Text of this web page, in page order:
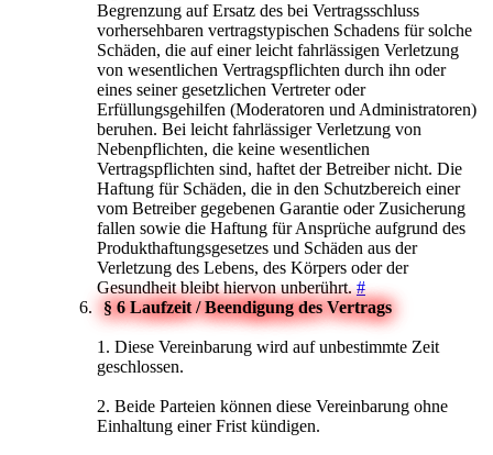
Begrenzung auf Ersatz des bei Vertragsschluss
vorhersehbaren vertragstypischen Schadens für solche
Schäden, die auf einer leicht fahrlässigen Verletzung
von wesentlichen Vertragspflichten durch ihn oder
eines seiner gesetzlichen Vertreter oder
Erfüllungsgehilfen (Moderatoren und Administratoren)
beruhen. Bei leicht fahrlässiger Verletzung von
Nebenpflichten, die keine wesentlichen
Vertragspflichten sind, haftet der Betreiber nicht. Die
Haftung für Schäden, die in den Schutzbereich einer
vom Betreiber gegebenen Garantie oder Zusicherung
fallen sowie die Haftung für Ansprüche aufgrund des
Produkthaftungsgesetzes und Schäden aus der
Verletzung des Lebens, des Körpers oder der
Gesundheit bleibt hiervon unberührt.#
§ 6 Laufzeit / Beendigung des Vertrags
1. Diese Vereinbarung wird auf unbestimmte Zeit
geschlossen.
2. Beide Parteien können diese Vereinbarung ohne
Einhaltung einer Frist kündigen.